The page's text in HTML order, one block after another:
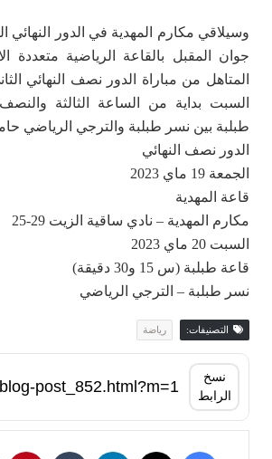
جوان المقبل بالقاعة الرياضية متعددة
المتاهل من مباراة الدور نصف النهائي
السبت بداية من الساعة الثالثة
طبلبة بين نسر طبلبة والترجي الرياضي
الدور نصف النهائي
الجمعة 19 ماي 2023
قاعة المهدية
مكارم المهدية – نادي ساقية الزيت 29-25
السبت 20 ماي 2023
قاعة طبلبة (س 15 و30 دقيقة)
نسر طبلبة – الترجي الرياضي
التصنيفات: رياضة
نسخ
الرابط